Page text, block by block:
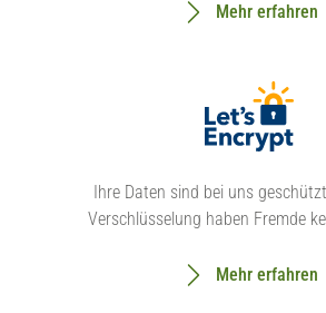
Mehr erfahren
Ihre Daten sind bei uns
Verschlüsselung haben Fremde
Mehr erfahren